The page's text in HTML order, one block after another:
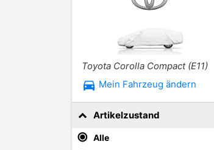
Toyota Corolla Compact (E11)
directions_car Mein Fahrzeug ändern
Artikelzustand
Alle